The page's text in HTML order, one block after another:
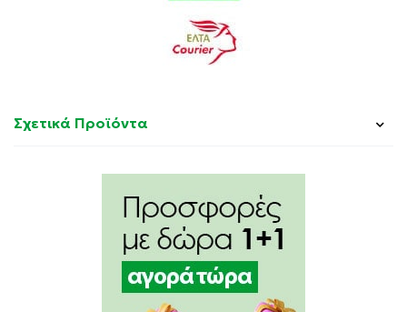
Σχετικά Προϊόντα